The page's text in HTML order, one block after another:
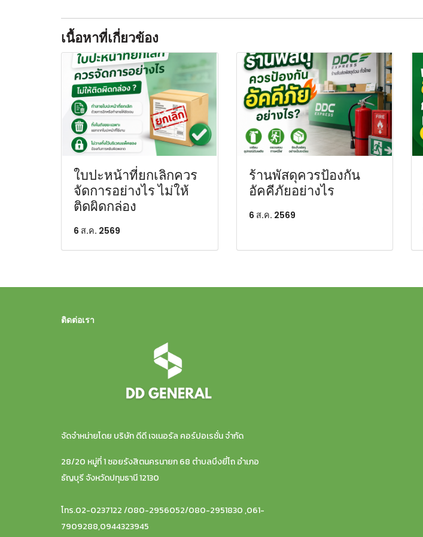
เนื้อหาที่เกี่ยวข้อง
ใบปะหน้าที่ยกเลิกควร
จัดการอย่างไร ไม่ให้
ติดผิดกล่อง
6 ส.ค. 2569
ร้านพัสดุควรป้องกัน
อัคคีภัยอย่างไร
6 ส.ค. 2569
ติดต่อเรา
จัดจำหน่ายโดย บริษัท ดีดี เจเนอรัล คอร์ปอเรชั่น จำกัด
28/20 หมู่ที่ 1 ซอยรังสิตนครนายก 68 ตำบลบึงยี่โถ อำเภอ
ธัญบุรี จังหวัดปทุมธานี 12130
โทร.02-0237122 /080-2956052/080-2951830 ,061-
7909288,0944323945